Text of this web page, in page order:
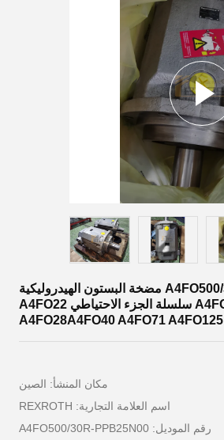
A4FO500/30R-PPB25N00 مضخة البستون الهيدروليكية
محوري ريكسروث A4FO سلسلة الجزء الاحتياطي A4FO22
A4FO28A4FO40 A4FO71 A4FO125
مكان المنشأ: الصين
اسم العلامة التجارية: REXROTH
رقم الموديل: A4FO500/30R-PPB25N00